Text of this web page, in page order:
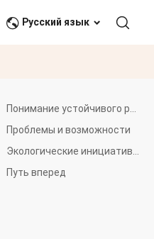
Связаться с нами
Русский язык
Проблемы и возможности
Путь вперед